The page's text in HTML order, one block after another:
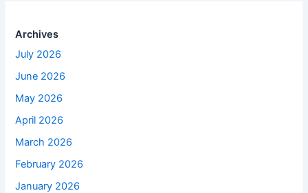
Archives
July 2026
June 2026
May 2026
April 2026
March 2026
February 2026
January 2026